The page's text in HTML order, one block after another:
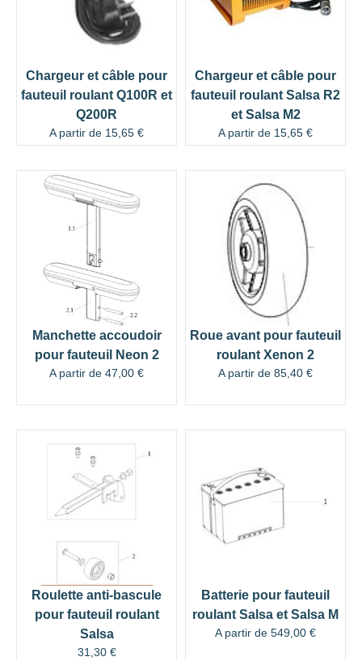
Chargeur et câble pour
fauteuil roulant Q100R et
Q200R
A partir de 15,65 €
Chargeur et câble pour
fauteuil roulant Salsa R2
et Salsa M2
A partir de 15,65 €
Manchette accoudoir
pour fauteuil Neon 2
A partir de 47,00 €
Roue avant pour fauteuil
roulant Xenon 2
A partir de 85,40 €
Roulette anti-bascule
pour fauteuil roulant
Salsa
31,30 €
Batterie pour fauteuil
roulant Salsa et Salsa M
A partir de 549,00 €